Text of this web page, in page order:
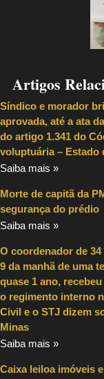
Artigos
Síndico e morador
aprovada, até a ata
do artigo 1.341 do
voluptuária – Estado
Saiba mais »
Morte de capitã da
segurança do prédio
Saiba mais »
O coordenador de
9 da manhã de uma
quase 1 ano,
o regimento interno
Civil e o STJ dizem
Minas
Saiba mais »
Caixa leiloa imóveis